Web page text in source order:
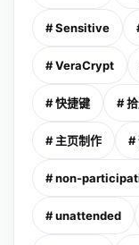
# Sensitive
# VeraCrypt
# 快捷键 #
# 主页制作 #
# non-
# unattended